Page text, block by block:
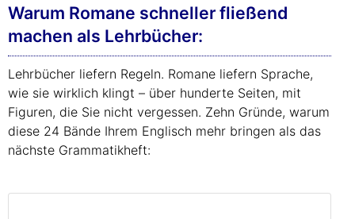
Warum Romane schneller fließend
machen als Lehrbücher:
Lehrbücher liefern Regeln. Romane liefern Sprache,
wie sie wirklich klingt – über hunderte Seiten, mit
Figuren, die Sie nicht vergessen. Zehn Gründe, warum
diese 24 Bände Ihrem Englisch mehr bringen als das
nächste Grammatikheft: